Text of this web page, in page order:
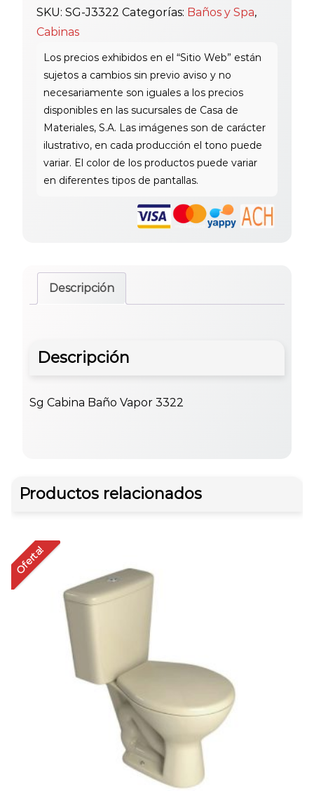
Vapor
3322
cantidad
SKU: SG-J3322 Categorías: Baños y Spa,
Cabinas
Descripción
Descripción
Sg Cabina Baño Vapor 3322
Productos relacionados
Oferta!